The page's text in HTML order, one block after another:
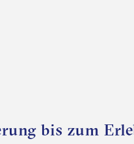
bis zum